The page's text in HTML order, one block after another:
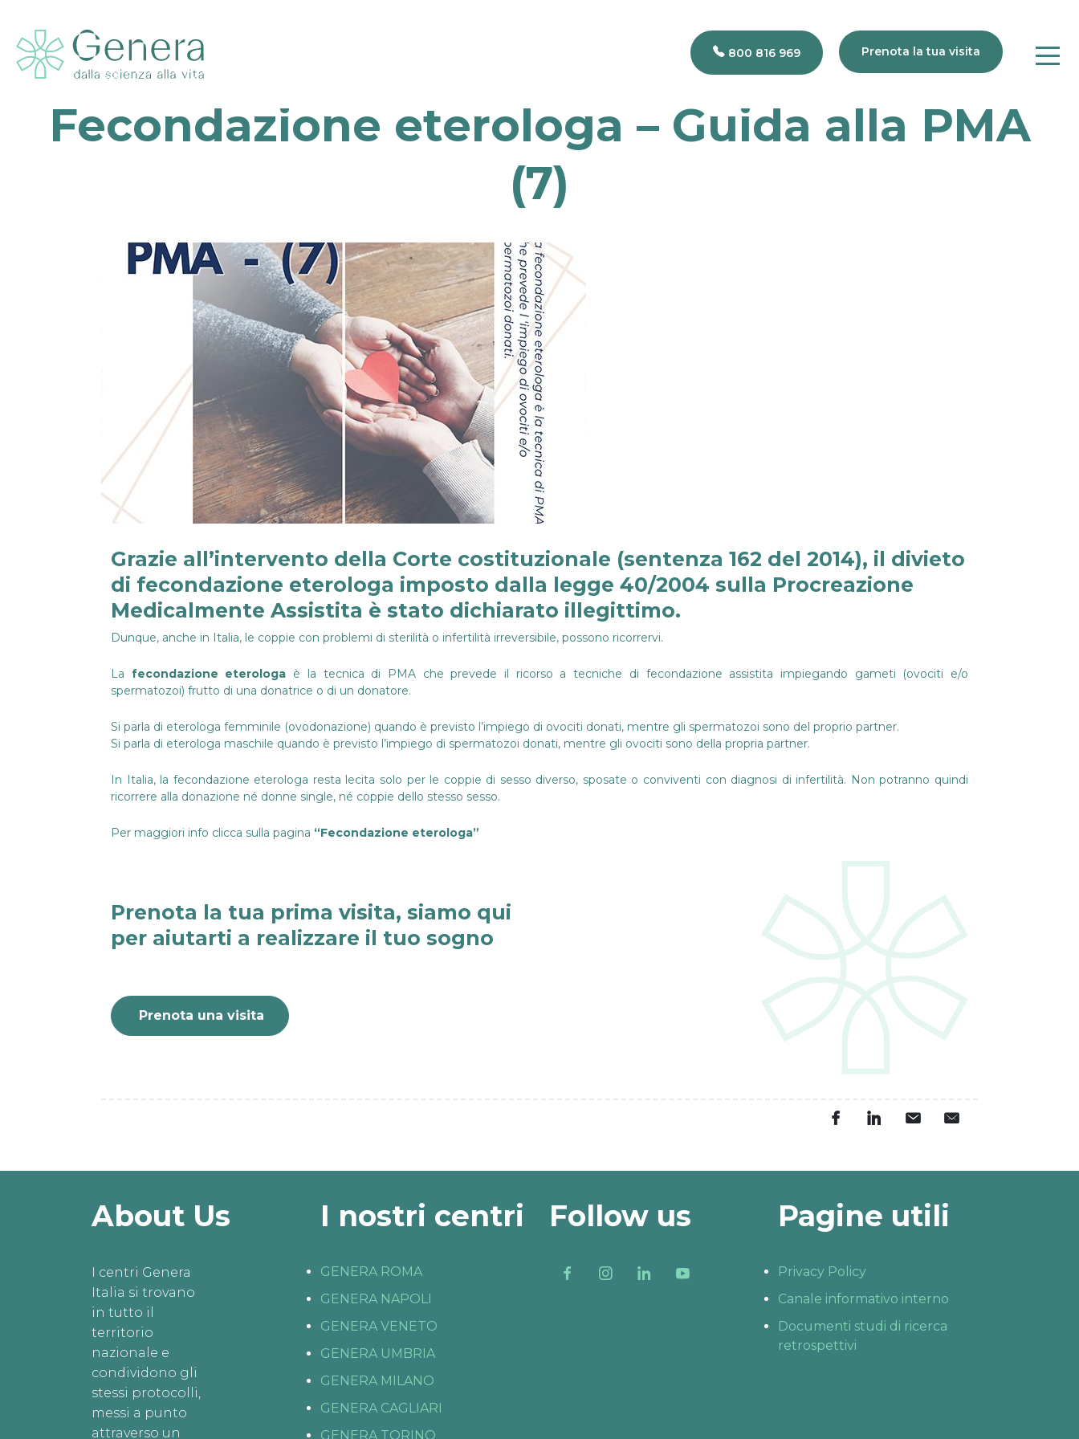
800 816 969 Prenota la tua visita
Fecondazione eterologa – Guida alla PMA
(7)
Grazie all’intervento della Corte costituzionale (sentenza 162 del 2014), il divieto
di fecondazione eterologa imposto dalla legge 40/2004 sulla Procreazione
Medicalmente Assistita è stato dichiarato illegittimo.
Dunque, anche in Italia, le coppie con problemi di sterilità o infertilità irreversibile, possono ricorrervi.
La fecondazione eterologa è la tecnica di PMA che prevede il ricorso a tecniche di fecondazione assistita impiegando gameti (ovociti e/o
spermatozoi) frutto di una donatrice o di un donatore.
Si parla di eterologa femminile (ovodonazione) quando è previsto l’impiego di ovociti donati, mentre gli spermatozoi sono del proprio partner.
Si parla di eterologa maschile quando è previsto l’impiego di spermatozoi donati, mentre gli ovociti sono della propria partner.
In Italia, la fecondazione eterologa resta lecita solo per le coppie di sesso diverso, sposate o conviventi con diagnosi di infertilità. Non potranno quindi
ricorrere alla donazione né donne single, né coppie dello stesso sesso.
Per maggiori info clicca sulla pagina “Fecondazione eterologa”
Prenota la tua prima visita, siamo qui
per aiutarti a realizzare il tuo sogno
Prenota una visita
About Us
I centri Genera
Italia si trovano
in tutto il
territorio
nazionale e
condividono gli
stessi protocolli,
messi a punto
attraverso un
I nostri centri
GENERA ROMA
GENERA NAPOLI
GENERA VENETO
GENERA UMBRIA
GENERA MILANO
GENERA CAGLIARI
GENERA TORINO
Follow us Pagine utili
Privacy Policy
Canale informativo interno
Documenti studi di ricerca
retrospettivi